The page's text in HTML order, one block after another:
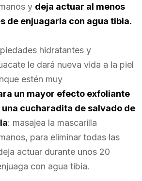
y deja actuar al menos
de enjuagarla con agua tibia.
hidratantes y
le dará nueva vida a la piel
estén muy
un mayor efecto exfoliante
cucharadita de salvado de
: masajea la mascarilla
para eliminar todas las
actuar durante unos 20
con agua tibia.